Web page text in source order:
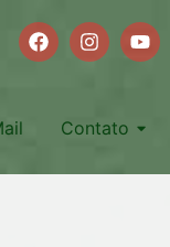
Contato